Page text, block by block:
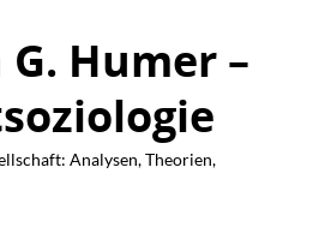
Humer –
Analysen, Theorien,